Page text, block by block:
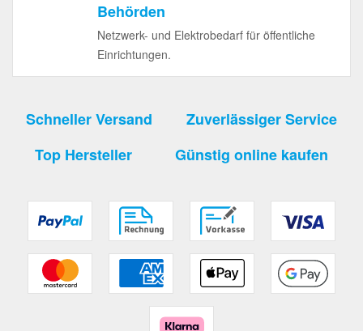
Behörden
Netzwerk- und Elektrobedarf für öffentliche
Einrichtungen.
Schneller Versand
Zuverlässiger Service
Top Hersteller
Günstig online kaufen